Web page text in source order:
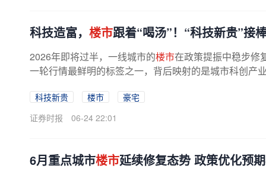
科技造富， 楼市跟着“喝汤”！“科技新贵”接
2026年即将过半，一线城市的楼市在政策提振中稳步修
一轮行情最鲜明的标签之一，背后映射的是城市科创产
科技新贵 楼市
豪宅
证券时报
06-24 22:01
6月重点城市楼市延续修复态势 政策优化预